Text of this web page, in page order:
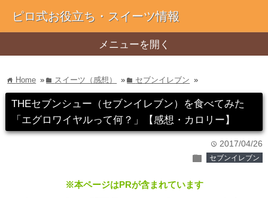
ピロ式お役立ち・スイーツ情報
メニューを開く
home Home » folder スイーツ（感想） » folder セブンイレブン »
THEセブンシュー（セブンイレブン）を食べてみた
「エグロワイヤルって何？」【感想・カロリー】
time 2017/04/26
folder セブンイレブン
※本ページはPRが含まれています